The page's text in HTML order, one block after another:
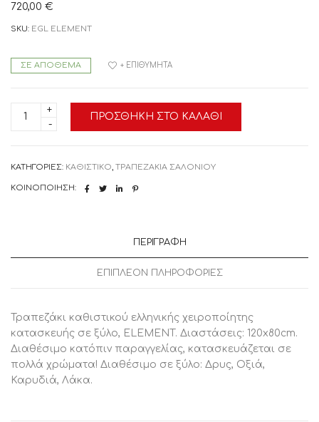
720,00 €
SKU: EGL ELEMENT
ΣΕ ΑΠΌΘΕΜΑ
ΤΡΑΠΕΖΑΚΙ
ΚΑΘΙΣΤΙΚΟΥ
ΠΡΟΣΘΉΚΗ ΣΤΟ ΚΑΛΆΘΙ
+ ΕΠΙΘΥΜΗΤΆ
ΚΑΤΗΓΟΡΊΕΣ: ΚΑΘΙΣΤΙΚΟ, ΤΡΑΠΕΖΑΚΙΑ ΣΑΛΟΝΙΟΥ
ΚΟΙΝΟΠΟΊΗΣΗ:
ΠΕΡΙΓΡΑΦΉ
ΕΠΙΠΛΈΟΝ ΠΛΗΡΟΦΟΡΊΕΣ
Τραπεζάκι καθιστικού ελληνικής χειροποίητης
κατασκευής σε ξύλο, ELEMENT. Διαστάσεις: 120x80cm.
Διαθέσιμο κατόπιν παραγγελίας, κατασκευάζεται σε
πολλά χρώματα! Διαθέσιμο σε ξύλο: Δρυς, Οξιά,
Καρυδιά, Λάκα.